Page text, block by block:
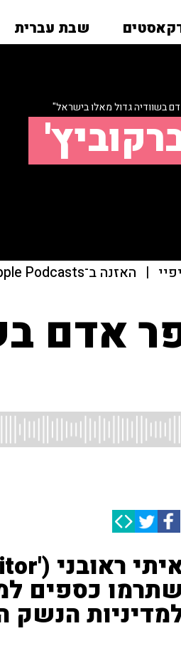
שבת עברית
בשוודיה גדול מאלו בישראל"
| האזנה ב־Apple Podcasts
אדם
שתרמו כספים